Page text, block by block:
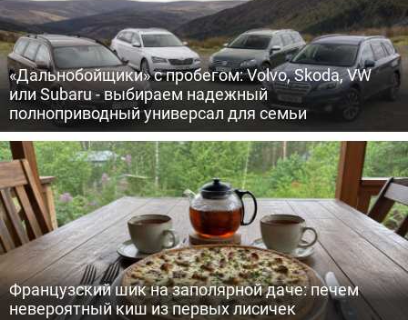
«Дальнобойщики» с пробегом: Volvo, Skoda, VW
или Subaru - выбираем надежный
полноприводный универсал для семьи
Французский шик на заполярной даче: печем
невероятный киш из первых лисичек